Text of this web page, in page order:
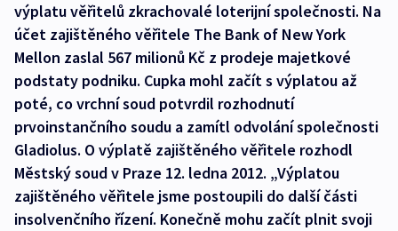
výplatu věřitelů zkrachovalé loterijní společnosti. Na
účet zajištěného věřitele The Bank of New York
Mellon zaslal 567 milionů Kč z prodeje majetkové
podstaty podniku. Cupka mohl začít s výplatou až
poté, co vrchní soud potvrdil rozhodnutí
prvoinstančního soudu a zamítl odvolání společnosti
Gladiolus. O výplatě zajištěného věřitele rozhodl
Městský soud v Praze 12. ledna 2012. „Výplatou
zajištěného věřitele jsme postoupili do další části
insolvenčního řízení. Konečně mohu začít plnit svoji